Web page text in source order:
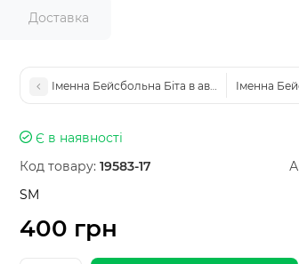
Доставка
Іменна Бейсбольна Біта в авто "ТоляІменна
Є в наявності
Код товару: 19583-17
SM
400 грн